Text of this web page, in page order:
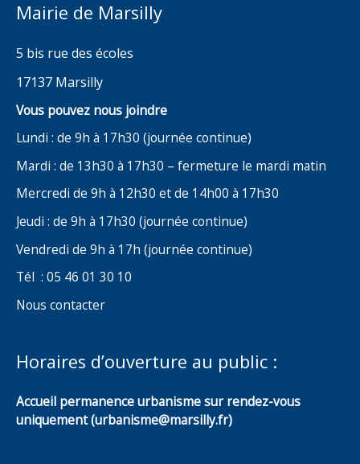
Mairie de Marsilly
5 bis rue des écoles
17137 Marsilly
Vous pouvez nous joindre
Lundi : de 9h à 17h30 (journée continue)
Mardi : de 13h30 à 17h30 – fermeture le mardi matin
Mercredi de 9h à 12h30 et de 14h00 à 17h30
Jeudi : de 9h à 17h30 (journée continue)
Vendredi de 9h à 17h (journée continue)
Tél : 05 46 01 30 10
Nous contacter
Horaires d’ouverture au public :
Accueil permanence urbanisme sur rendez-vous
uniquement (urbanisme@marsilly.fr)